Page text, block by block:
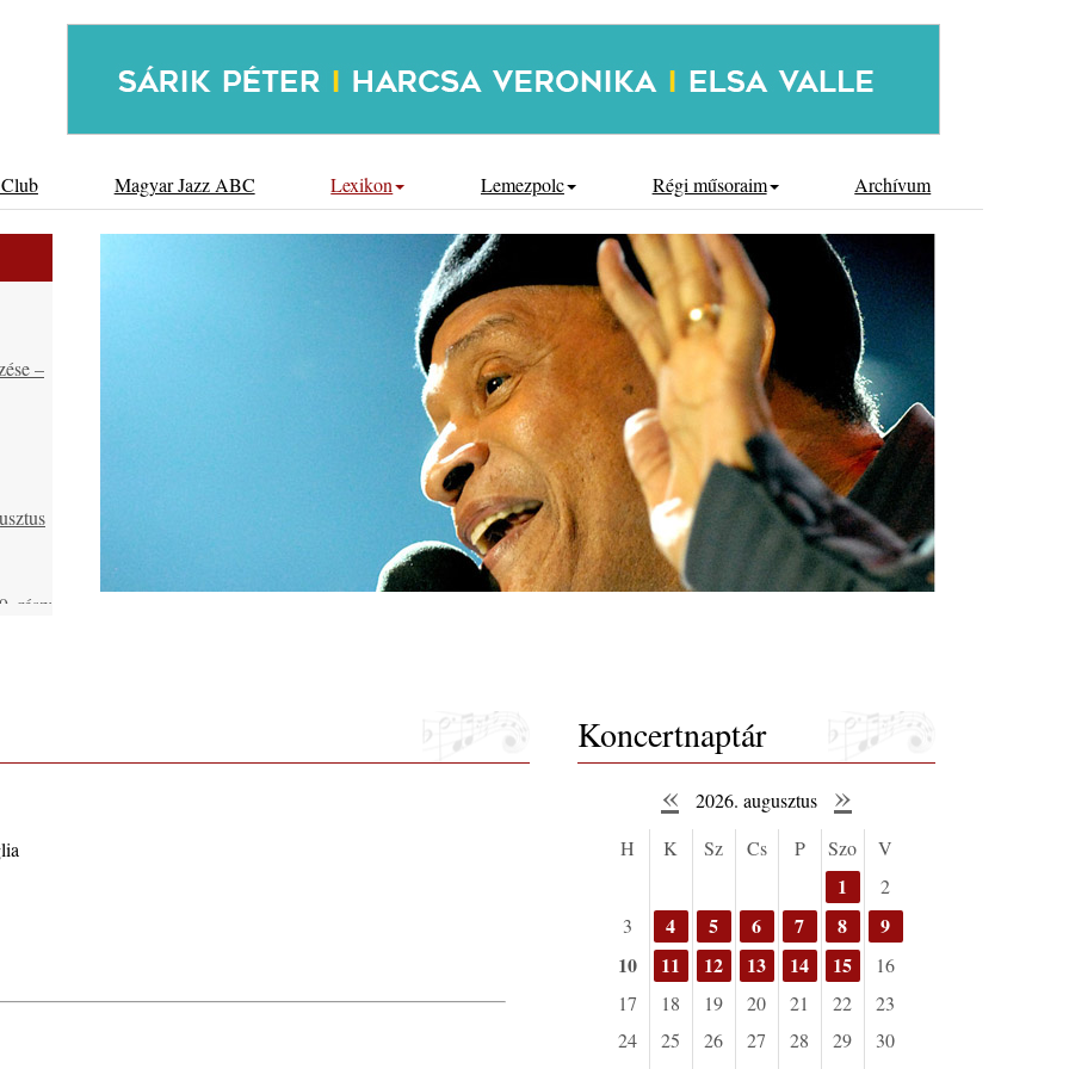
Magyar Jazz ABC Lexikon Lemezpolc Régi műsoraim Archívum
–
rész:
Koncertnaptár
« 2026. augusztus »
H K Sz Cs P Szo V
1
2
3
4 5 6 7 8
9
10
11 12 13 14 15
16
17
18 19 20 21 22
23
24
25 26 27 28 29
30